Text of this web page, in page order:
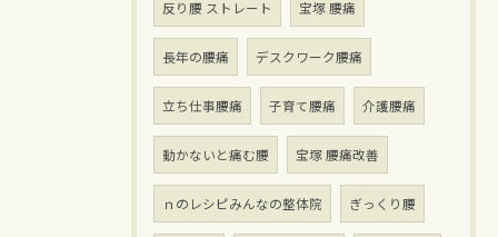
反り腰 ストレート 宝塚 腰痛
長年の腰痛 デスクワーク腰痛
立ち仕事腰痛 子育て腰痛 介護腰痛
動かないと痛む腰 宝塚 腰痛改善
ｎのレシピみんなの整体院 ぎっくり腰